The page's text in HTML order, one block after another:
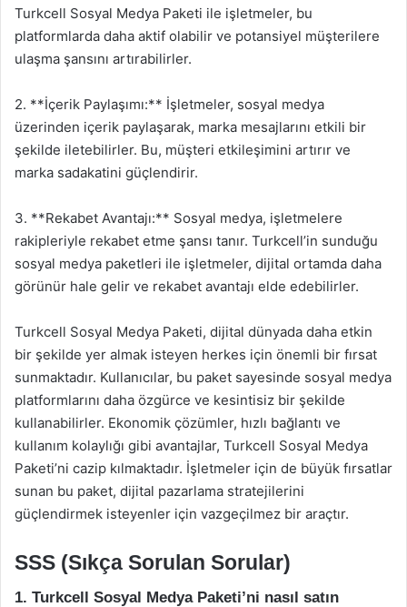
Turkcell Sosyal Medya Paketi ile işletmeler, bu
platformlarda daha aktif olabilir ve potansiyel müşterilere
ulaşma şansını artırabilirler.
2. **İçerik Paylaşımı:** İşletmeler, sosyal medya
üzerinden içerik paylaşarak, marka mesajlarını etkili bir
şekilde iletebilirler. Bu, müşteri etkileşimini artırır ve
marka sadakatini güçlendirir.
3. **Rekabet Avantajı:** Sosyal medya, işletmelere
rakipleriyle rekabet etme şansı tanır. Turkcell’in sunduğu
sosyal medya paketleri ile işletmeler, dijital ortamda daha
görünür hale gelir ve rekabet avantajı elde edebilirler.
Turkcell Sosyal Medya Paketi, dijital dünyada daha etkin
bir şekilde yer almak isteyen herkes için önemli bir fırsat
sunmaktadır. Kullanıcılar, bu paket sayesinde sosyal medya
platformlarını daha özgürce ve kesintisiz bir şekilde
kullanabilirler. Ekonomik çözümler, hızlı bağlantı ve
kullanım kolaylığı gibi avantajlar, Turkcell Sosyal Medya
Paketi’ni cazip kılmaktadır. İşletmeler için de büyük fırsatlar
sunan bu paket, dijital pazarlama stratejilerini
güçlendirmek isteyenler için vazgeçilmez bir araçtır.
SSS (Sıkça Sorulan Sorular)
1. Turkcell Sosyal Medya Paketi’ni nasıl satın